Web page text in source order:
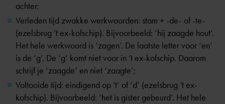
achter;
Verleden tijd zwakke werkwoorden: stam + -de- of -te-
(ezelsbrug ’t ex-kofschip). Bijvoorbeeld: ‘hij zaagde hout’.
Het hele werkwoord is ‘zagen’. De laatste letter voor ‘en’
is de ‘g’. De ‘g’ komt niet voor in ’t ex-kofschip. Daarom
schrijf je ‘zaagde’ en niet ‘zaagte’;
Voltooide tijd: eindigend op ’t’ of ‘d’ (ezelsbrug ’t ex-
kofschip). Bijvoorbeeld: ‘het is gister gebeurd’. Het hele